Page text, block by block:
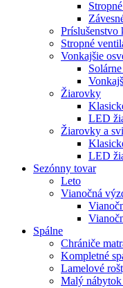
Príslušenstvo
Stropné
Vonkajšie
Žiarovky
LED
Žiarovky a
LED
Sezónny tovar
Leto
Vianočná
Spálne
Chrániče
Kompletné
Lamelové
Malý nábytok